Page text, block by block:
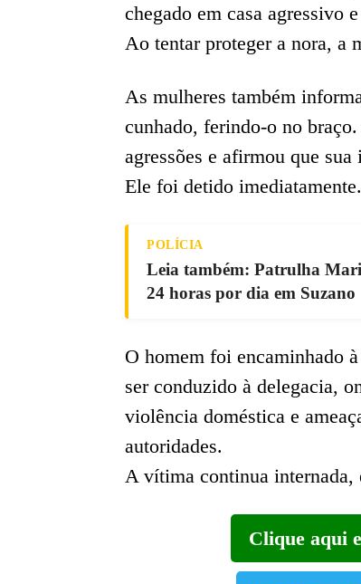
chegado em casa agressivo
Ao tentar proteger a nora, a
As mulheres também
cunhado, ferindo-o no
agressões e afirmou que
Ele foi detido imediatamente.
POLÍCIA
Leia também: Patrulha
24 horas por dia em Suzano
O homem foi encaminhado
ser conduzido à delegacia,
violência doméstica e
autoridades.
A vítima continua internada,
Clique aqui